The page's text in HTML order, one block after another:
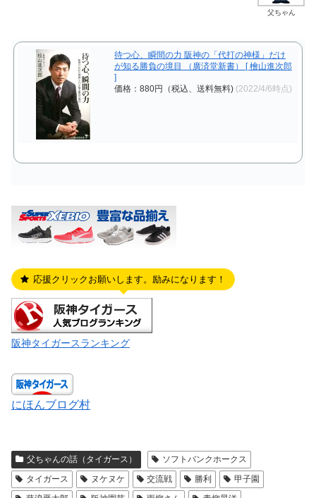
父ちゃん
待つ心、瞬間の力 阪神の「代打の神様」だけ
が知る勝負の境目 （廣済堂新書） [ 檜山進次郎
]
価格：880円（税込、送料無料) (2022/4/6時点)
応援クリックお願いします。励みになります！
阪神タイガースランキング
にほんブログ村
父ちゃんの話（タイガース）
ソフトバンクホークス
タイガース
ヌケヌケ 交流戦 勝利
甲子園